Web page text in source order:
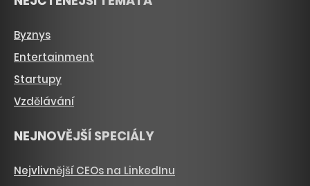
Byznys
Entertainment
Startupy
Vzdělávání
NEJNOVĚJŠÍ SPECIÁLY
Nejvlivnější CEOs na LinkedInu